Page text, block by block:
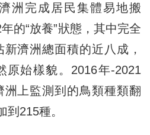
洲完成居民集體易地搬
的“放養”狀態，其中完全
濟洲總面積的近八成，
原始樣貌。2016年-2021
上監測到的鳥類種類翻
到215種。